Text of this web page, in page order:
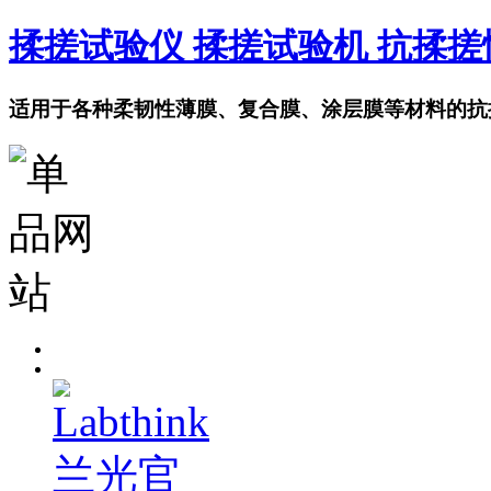
揉搓试验仪 揉搓试验机 抗揉
适用于各种柔韧性薄膜、复合膜、涂层膜等材料的